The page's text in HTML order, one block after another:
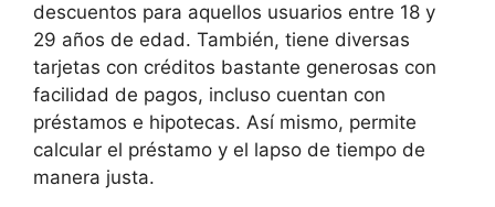
descuentos para aquellos usuarios entre 18 y
29 años de edad. También, tiene diversas
tarjetas con créditos bastante generosas con
facilidad de pagos, incluso cuentan con
préstamos e hipotecas. Así mismo, permite
calcular el préstamo y el lapso de tiempo de
manera justa.